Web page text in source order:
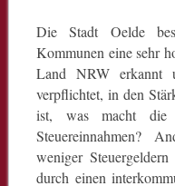
Die Stadt Oelde
Kommunen eine sehr
Land NRW erkannt
verpflichtet, in den
ist, was macht
Steuereinnahmen?
weniger
durch einen